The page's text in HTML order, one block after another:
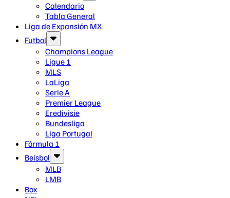
Calendario
Tabla General
Liga de Expansión MX
Futbol
Champions League
Ligue 1
MLS
LaLiga
Serie A
Premier League
Eredivisie
Bundesliga
Liga Portugal
Fórmula 1
Beisbol
MLB
LMB
Box